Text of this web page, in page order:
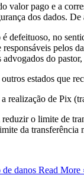
valor pago e a
dos dados.
defeituoso, no
do
estados que
de Pix
o limite de
da
danos Read More